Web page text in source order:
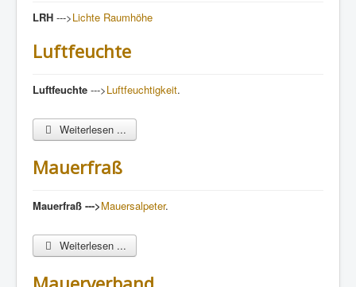
LRH --->Lichte Raumhöhe
Luftfeuchte
Luftfeuchte --->Luftfeuchtigkeit.
Weiterlesen ...
Mauerfraß
Mauerfraß --->Mauersalpeter.
Weiterlesen ...